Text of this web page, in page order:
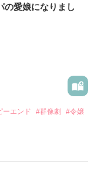
の愛娘になりまし
ーエンド #群像劇
#令嬢